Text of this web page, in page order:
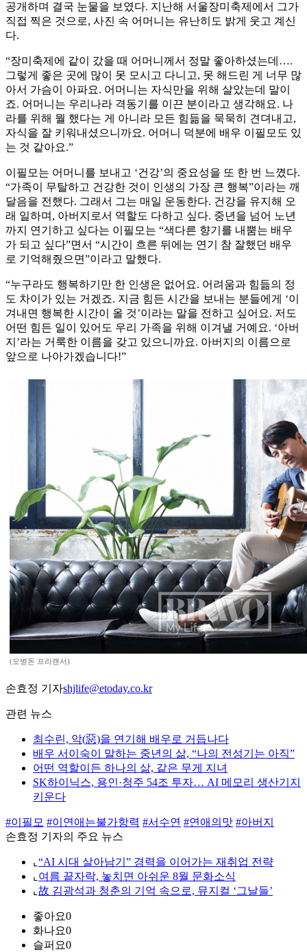
공개하며 결국 눈물을 보였다. 지난해 서울장미축제에서 그가
직접 찍은 것으로, 사진 속 어머니는 유난히도 밝게 웃고 계신
다.
“장미축제에 같이 갔을 때 어머니께서 정말 좋아하셨는데….
그렇게 좋은 곳에 많이 못 모시고 다니고, 못 해드린 게 너무 많
아서 가슴이 아파요. 어머니는 자식만을 위해 살았는데 말이
죠. 어머니는 우리나라 격동기를 이끈 분이라고 생각해요. 나
라를 위해 뭘 했다는 게 아니라 모든 힘듦을 묵묵히 견뎌내고,
자식을 잘 키워내셨으니까요. 어머니 덕분에 배우 이필모도 있
는 것 같아요.”
이필모는 어머니를 보내고 ‘건강’의 중요성을 또 한 번 느꼈다.
“가족이 무탈하고 건강한 것이 인생의 가장 큰 행복”이라는 깨
달음을 전했다. 그래서 그는 매일 운동한다. 건강을 유지해 오
래 일하며, 아버지로서 역할도 다하고 싶다. 중년을 넘어 노년
까지 연기하고 싶다는 이필모는 “색다른 향기를 내뿜는 배우
가 되고 싶다”면서 “시간이 흐른 뒤에는 연기 참 잘했던 배우
로 기억해줬으면”이라고 말했다.
“누구라도 행복하기만 한 인생은 없어요. 어려움과 힘듦의 정
도 차이가 있는 거겠죠. 지금 힘든 시간을 보내는 분들에게 ‘이
겨내면 행복한 시간이 올 것’이라는 말을 전하고 싶어요. 저도
어떤 힘든 일이 있어도 우리 가족을 위해 이겨낼 거예요. ‘아버
지’라는 거룩한 이름을 갖고 있으니까요. 아버지의 이름으로
앞으로 나아가겠습니다!”
(오병돈 프리랜서)
손효정 기자shjlife@etoday.co.kr
관련 뉴스
최수린, 악(惡)을 연기해 배우로 거듭나다
배우 서이숙이 말하는 중년의 삶, “나의 전성기는 아직”
어떤 역할이든 하나의 삶, 같은 무게 지녀
SK하이닉스, 용인·청주 54조 투자… AI 메모리 생산기지
키운다
#이필모 #이연애는불가항력 #서수연 #연애의맛 #아버지
손효정 기자의 주요 뉴스
⌞ “AI 시대 살아남기” 경력을 이어가는 재취업 전략
⌞ 여름 끝자락, 놓치면 아쉬운 8월 문화소식
⌞ 故 김광석과 청춘의 기억 속으로, 뮤지컬 ‘그날들’
좋아요0
화나요0
슬퍼요0